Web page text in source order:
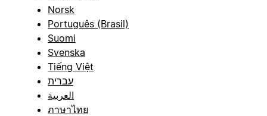
Norsk
Português (Brasil)
Suomi
Svenska
Tiếng Việt
עברית
العربية
ภาษาไทย